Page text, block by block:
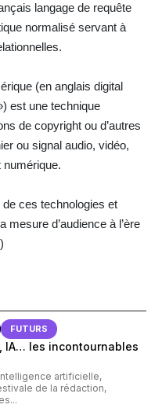
langage de requête
normalisé servant à
(en anglais digital
est une technique
de copyright ou d’autres
ou signal audio, vidéo,
numérique.
de ces technologies et
d’audience à l’ère
FUTURS
IA… les incontournables
artificielle,
de la rédaction,